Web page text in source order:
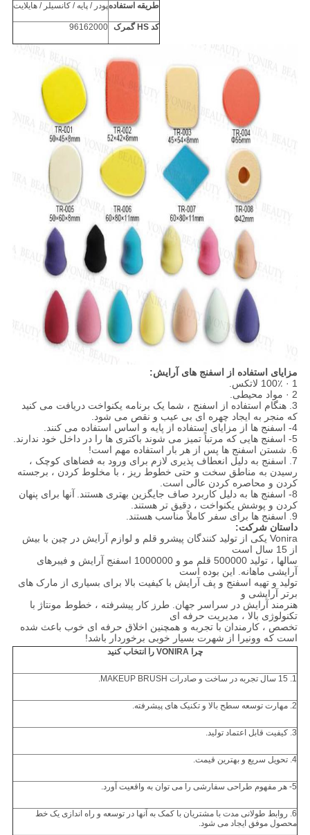
طریقه استفادهپودر / پایه / کانسیلر / هایلایت
کد HS گمرک 96162000
مزایای استفاده از اسفنج های آرایش:
1 · 100٪ لاتکس.
2 · مواد محیطی.
3. هنگام استفاده از اسفنج ، شما یک برنامه یکنواخت دریافت می کنید
که منجر به ایجاد چهره ای بی عیب و نقص می شود.
4- اسفنج ها از مزایای استفاده از پایه و اساس استفاده می کنند.
5- اسفنج هایی که مرتباً تمیز می شوند باکتری ها را در داخل خود ندارند.
6. شستن اسفنج ها پس از هر بار استفاده مهم است!
7. اسفنج به دلیل انعطاف پذیری لازم برای ورود به فضاهای کوچک ،
رسیدن به مناطق سخت و حتی خطوط ریز ، با مخلوط کردن ، برجسته
کردن و محاصره کردن عالی است.
8- اسفنج ها به دلیل کاربرد صاف جایگزین بهتری هستند.
آنها برای پنهان
کردن و پوشش یکنواخت ، دقیق تر هستند.
9. اسفنج ها برای سفر کاملاً مناسب هستند.
داستان شرکت:
Vonira یکی از تولید کنندگان پیشرو قلم و لوازم آرایش در چین با بیش
از 15 سال است
سالها ، تولید 500000 قلم مو و 1000000 اسفنج آرایش و فیبرهای
آرایشی ماهانه. این بوده است
تولید و تهیه اسفنج و پف آرایش با کیفیت بالا برای بسیاری از مارک های
برتر آرایشی و
هنرمند آرایش در سراسر جهان. طرز کار پیشرفته ، خطوط مونتاژ با
تکنولوژی بالا ، مدیریت حرفه ای
تخصص ، کارمندان با تجربه و همچنین اخلاق حرفه ای خوب باعث شده
است که وونیرا از شهرت بسیار خوبی برخوردار باشد!
چرا VONIRA را انتخاب کنید
1. 15 سال تجربه در ساخت و صادرات MAKEUP BRUSH.
2. مهارت توسعه سطح بالا و تکنیک های پیشرفته.
3. کیفیت قابل اعتماد تولید.
4. تحویل سریع و بهترین قیمت.
5- هر مفهوم طراحی سفارشی را می توان به واقعیت آورد.
6. روابط طولانی مدت با مشتریان با کمک به آنها در توسعه و راه اندازی یک خط
محصول موفق ایجاد می شود.